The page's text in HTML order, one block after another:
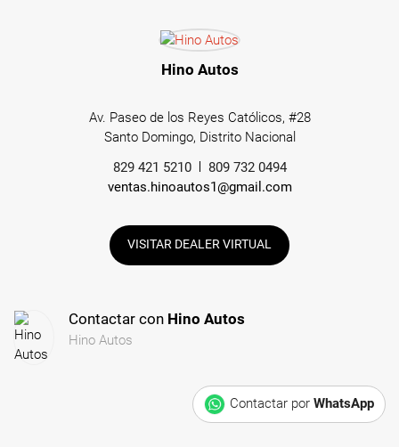
Hino Autos
Av. Paseo de los Reyes Católicos, #28
Santo Domingo, Distrito Nacional
829 421 5210
809 732 0494
ventas.hinoautos1@gmail.com
VISITAR DEALER VIRTUAL
Contactar con Hino Autos
Hino Autos
Contactar por WhatsApp